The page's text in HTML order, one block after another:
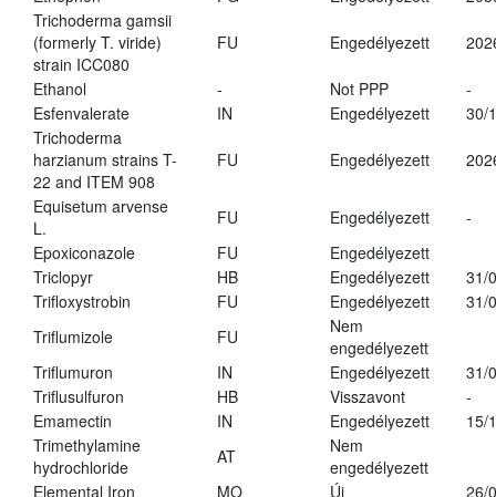
Trichoderma gamsii
(formerly T. viride)
strain ICC080
FU Engedélyezett
Ethanol - Not PPP
-
Esfenvalerate
IN Engedélyezett
30/
Trichoderma
harzianum strains T-
22 and ITEM 908
FU Engedélyezett
Equisetum arvense
L.
FU Engedélyezett
-
Epoxiconazole
FU
Engedélyezett
Triclopyr
HB Engedélyezett
31/
Trifloxystrobin
FU Engedélyezett
31/
Triflumizole
FU
Nem
engedélyezett
Triflumuron
IN Engedélyezett
31/
Triflusulfuron
HB Visszavont
-
Emamectin
IN Engedélyezett
15/
Trimethylamine
hydrochloride
AT
Nem
engedélyezett
Elemental Iron
MO Új
26/